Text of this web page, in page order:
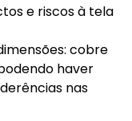
e riscos à tela
cobre
haver
nas